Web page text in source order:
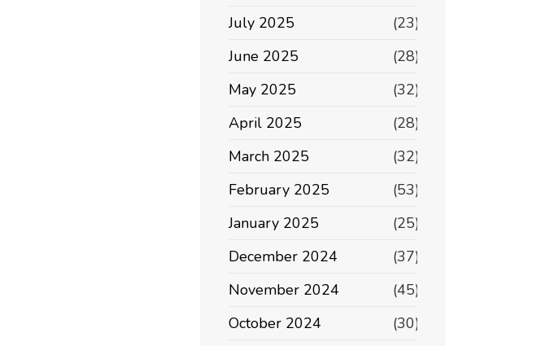
July 2025
(23)
June 2025
(28)
May 2025
(32)
April 2025
(28)
March 2025
(32)
February 2025
(53)
January 2025
(25)
December 2024
(37)
November 2024
(45)
October 2024
(30)